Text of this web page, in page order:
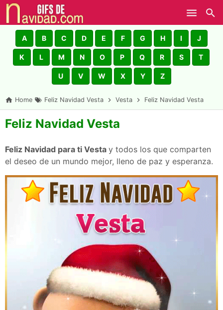
Skip to main content
A B C D E F G H I J
K L M N O P Q R S T
U V W X Y Z
Home Feliz Navidad Vesta Vesta Feliz Navidad Vesta
Feliz Navidad Vesta
Feliz Navidad para ti Vesta y todos los que comparten
el deseo de un mundo mejor, lleno de paz y esperanza.